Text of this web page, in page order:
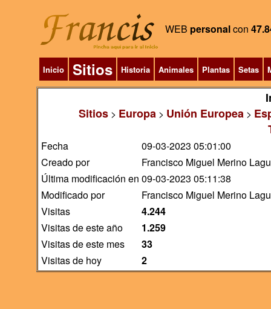
WEB personalcon
Inicio Sitios Historia Animales Plantas Setas
Sitios> Europa> Unión Europea>
Fecha
09-03-2023 05:01:00
Creado por
Francisco Miguel Merino
Última modificación en 09-03-2023 05:11:38
Modificado por
Francisco Miguel Merino
Visitas
4.244
Visitas de este año
1.259
Visitas de este mes
33
Visitas de hoy
2